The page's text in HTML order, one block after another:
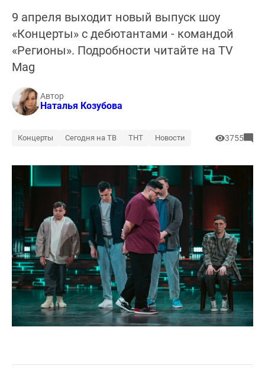
9 апреля выходит новый выпуск шоу
«Концерты» с дебютантами - командой
«Регионы». Подробности читайте на TV
Mag
Автор
Наталья Козубова
Концерты Сегодня на ТВ ТНТ Новости 3755